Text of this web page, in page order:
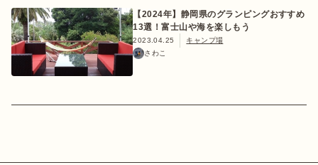
【2024年】静岡県のグランピングおすすめ
13選！富士山や海を楽しもう
2023.04.25
キャンプ場
さわこ
料理
how to